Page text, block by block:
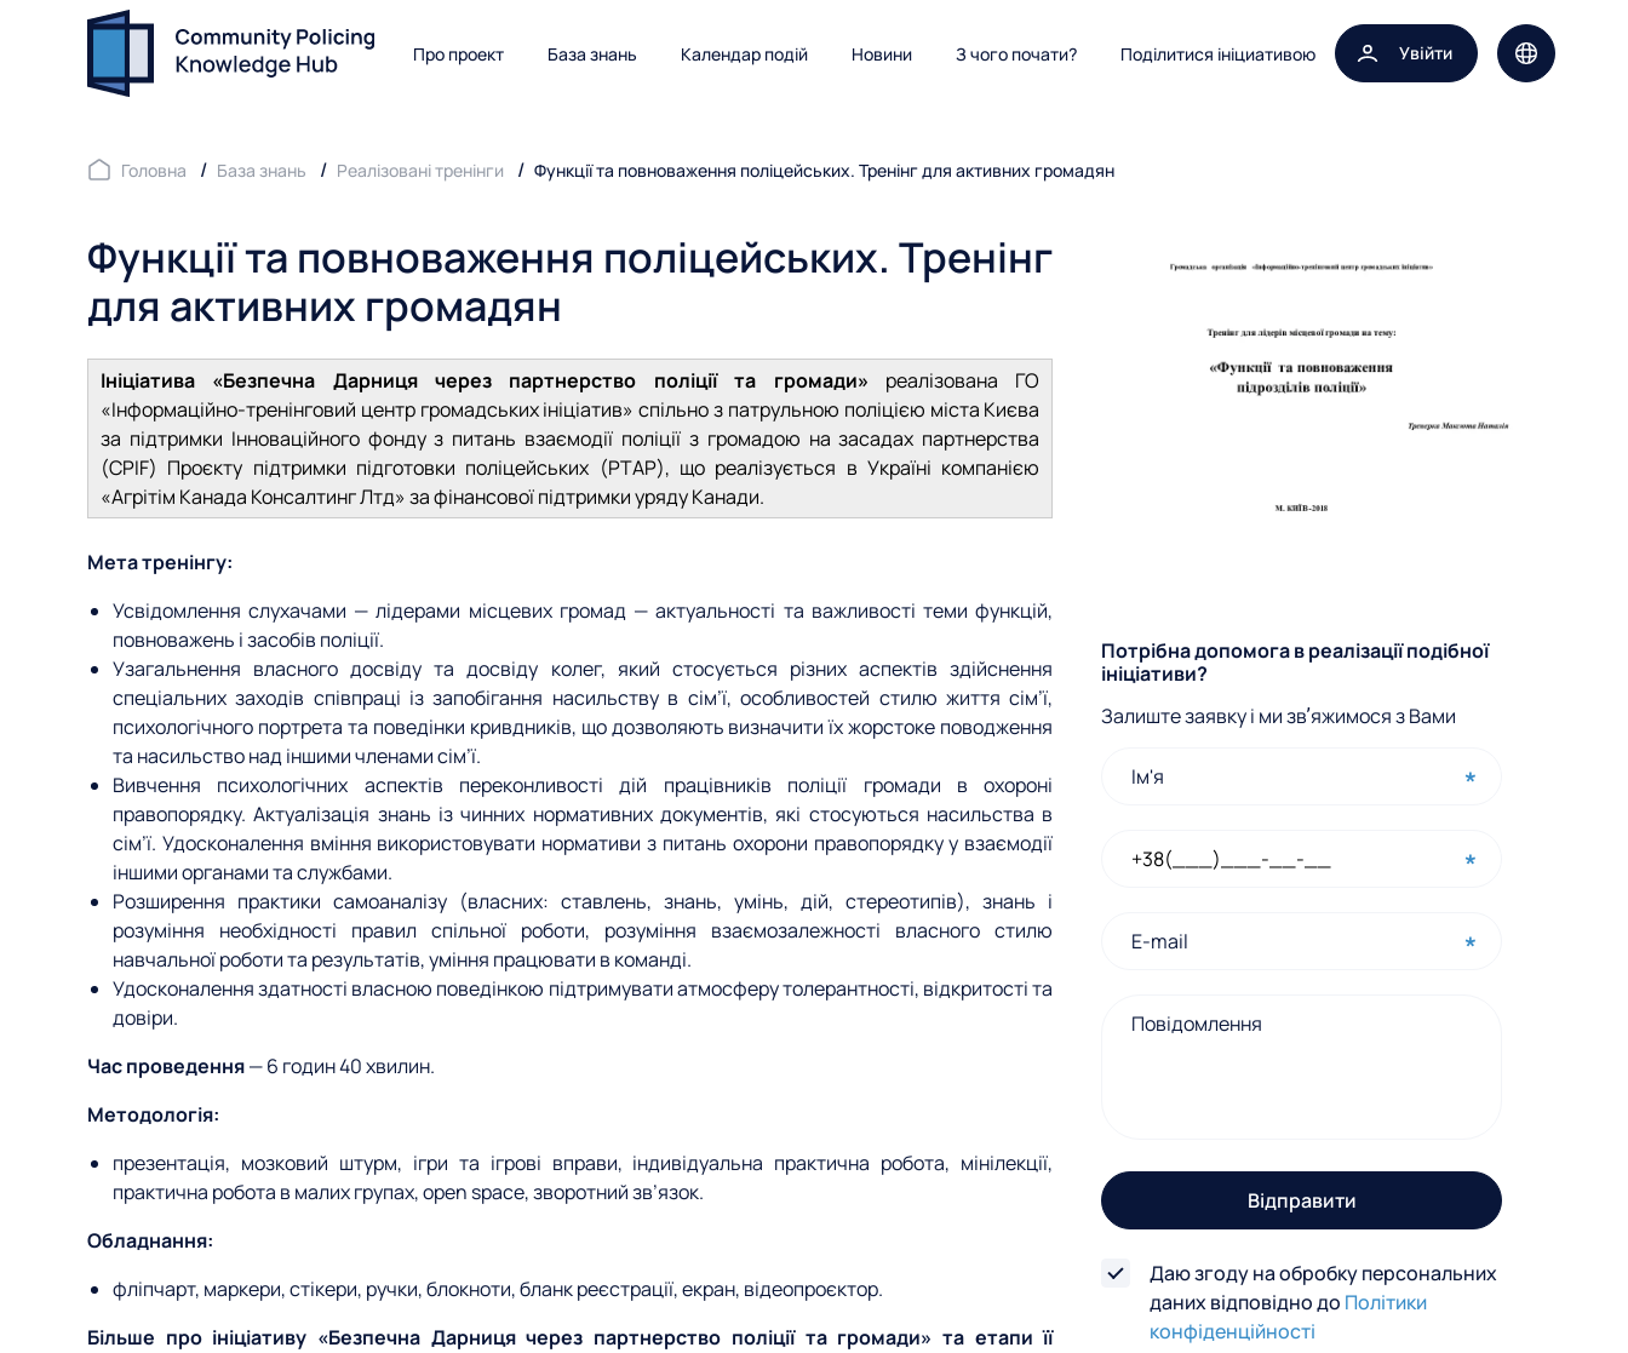
Про проект База знань Календар подій Новини З чого почати? Поділитися ініциативою Увійти Вибір мови
Головна База знань Реалізовані тренінги Функції та повноваження поліцейських. Тренінг для активних громадян
Функції та повноваження поліцейських. Тренінг
для активних громадян
Ініціатива «Безпечна Дарниця через партнерство поліції та громади» реалізована ГО
«Інформаційно-тренінговий центр громадських ініціатив» спільно з патрульною поліцією міста Києва
за підтримки Інноваційного фонду з питань взаємодії поліції з громадою на засадах партнерства
(CPIF) Проєкту підтримки підготовки поліцейських (PTAP), що реалізується в Україні компанією
«Агрітім Канада Консалтинг Лтд» за фінансової підтримки уряду Канади.
Мета тренінгу:
Усвідомлення слухачами — лідерами місцевих громад — актуальності та важливості теми функцій,
повноважень і засобів поліції.
Узагальнення власного досвіду та досвіду колег, який стосується різних аспектів здійснення
спеціальних заходів співпраці із запобігання насильству в сім’ї, особливостей стилю життя сім’ї,
психологічного портрета та поведінки кривдників, що дозволяють визначити їх жорстоке поводження
та насильство над іншими членами сім’ї.
Вивчення психологічних аспектів переконливості дій працівників поліції громади в охороні
правопорядку. Актуалізація знань із чинних нормативних документів, які стосуються насильства в
сім’ї. Удосконалення вміння використовувати нормативи з питань охорони правопорядку у взаємодії
іншими органами та службами.
Розширення практики самоаналізу (власних: ставлень, знань, умінь, дій, стереотипів), знань і
розуміння необхідності правил спільної роботи, розуміння взаємозалежності власного стилю
навчальної роботи та результатів, уміння працювати в команді.
Удосконалення здатності власною поведінкою підтримувати атмосферу толерантності, відкритості та
довіри.
Час проведення— 6 годин 40 хвилин.
Методологія:
презентація, мозковий штурм, ігри та ігрові вправи, індивідуальна практична робота, мінілекції,
практична робота в малих групах, open space, зворотний зв’язок.
Обладнання:
фліпчарт, маркери, стікери, ручки, блокноти, бланк реєстрації, екран, відеопроєктор.
Більше про ініціативу «Безпечна Дарниця через партнерство поліції та громади» та етапи її
Ф
о
р
з
в
Потрібна допомога в реалізації подібної
ініціативи?
Залиште заявку і ми звʼяжимося з Вами
Відправити
Даю згоду на обробку персональних
даних відповідно до Політики
конфіденційності